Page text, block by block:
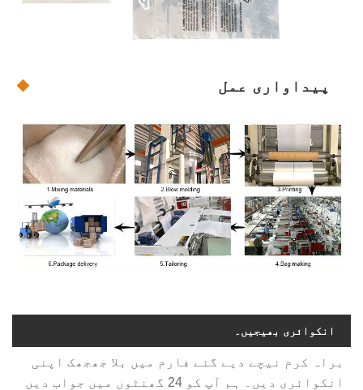
پیداواری عمل
انکوائری بھیجیں۔
براہ کرم نیچے دیے گئے فارم میں بلا جھجھک اپنی
انکوائری دیں۔ ہم آپ کو 24 گھنٹوں میں جواب دیں